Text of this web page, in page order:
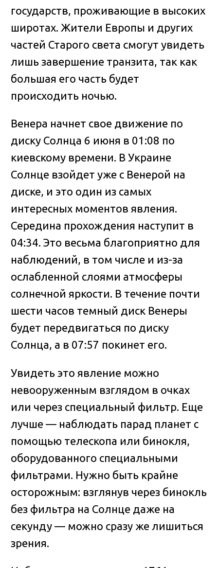
государств, проживающие в высоких
широтах. Жители Европы и других
частей Старого света смогут увидеть
лишь завершение транзита, так как
большая его часть будет
происходить ночью.
Венера начнет свое движение по
диску Солнца 6 июня в 01:08 по
киевскому времени. В Украине
Солнце взойдет уже с Венерой на
диске, и это один из самых
интересных моментов явления.
Середина прохождения наступит в
04:34. Это весьма благоприятно для
наблюдений, в том числе и из-за
ослабленной слоями атмосферы
солнечной яркости. В течение почти
шести часов темный диск Венеры
будет передвигаться по диску
Солнца, а в 07:57 покинет его.
Увидеть это явление можно
невооруженным взглядом в очках
или через специальный фильтр. Еще
лучше — наблюдать парад планет с
помощью телескопа или бинокля,
оборудованного специальными
фильтрами. Нужно быть крайне
осторожным: взглянув через бинокль
без фильтра на Солнце даже на
секунду — можно сразу же лишиться
зрения.